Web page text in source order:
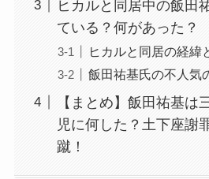
ヒカルと同居中の飯田
ている？何があった？
ヒカルと同居の経緯
飯田祐基氏の不人気
【まとめ】飯田祐基は
児に何した？土下座謝
蹴！